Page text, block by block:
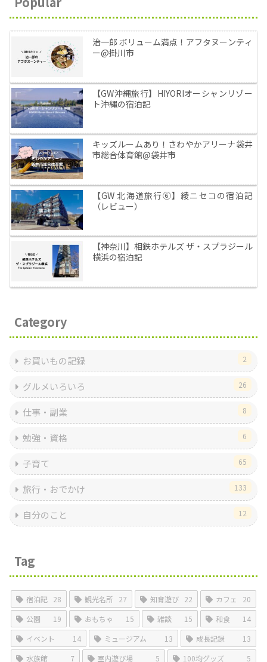
治一郎 ボリューム満点！アフタヌーンティ
ー@掛川市
【GW沖縄旅行】HIYORIオーシャンリゾー
ト沖縄の宿泊記
キッズルームあり！さわやかアリーナ袋井
市総合体育館@袋井市
【GW 北海道旅行⑥】綾ニセコの宿泊記
（レビュー）
【神奈川】相鉄ホテルズ ザ・スプラジール
横浜の宿泊記
Category
お買いもの記録 2
グルメいろいろ 26
仕事・副業 8
勉強・資格 6
子育て 65
旅行・おでかけ 133
自分のこと 12
Tag
宿泊記 28 観光名所 27 知育遊び 22 カフェ
20
公園
19 おもちゃ 15 雑談 15 和食
14
イベント
14 ミュージアム 13 成長記録
13
水族館
7 室内遊び場 5 100均グッズ
5